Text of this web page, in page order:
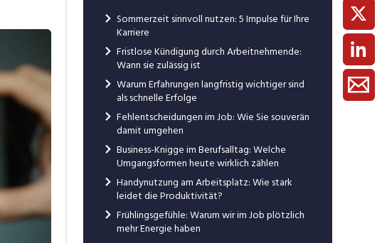
Sommerzeit sinnvoll nutzen: 5 Impulse für Ihre
Karriere
Fristlose Kündigung durch Arbeitnehmende:
Wann sie zulässig ist
Warum Erfahrungen langfristig wichtiger sind
als schnelle Erfolge
Fehlentscheidungen im Job: Wie Sie souverän
damit umgehen
Business-Knigge im Berufsalltag: Welche
Umgangsformen heute wirklich zählen
Handynutzung am Arbeitsplatz: Wie stark
leidet die Produktivität?
Frühlingsgefühle: Warum wir im Job plötzlich
mehr Energie haben